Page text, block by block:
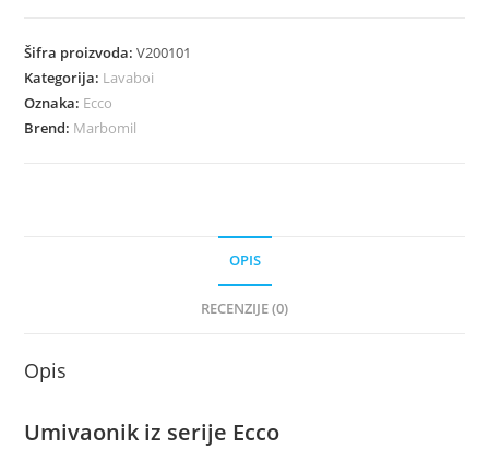
Šifra proizvoda:V200101
Kategorija: Lavaboi
Oznaka: Ecco
Brend: Marbomil
OPIS
RECENZIJE (0)
Opis
Umivaonik iz serije Ecco